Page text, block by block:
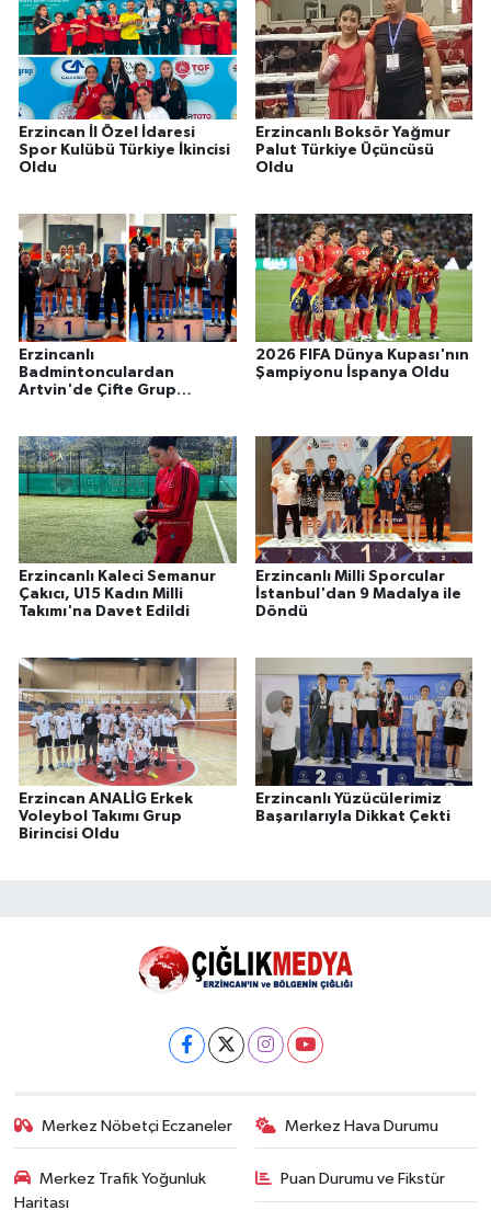
Erzincan İl Özel İdaresi
Spor Kulübü Türkiye İkincisi
Oldu
Erzincanlı Boksör Yağmur
Palut Türkiye Üçüncüsü
Oldu
Erzincanlı
Badmintonculardan
Artvin'de Çifte Grup
2026 FIFA Dünya Kupası'nın
Şampiyonu İspanya Oldu
Erzincanlı Kaleci Semanur
Çakıcı, U15 Kadın Milli
Takımı'na Davet Edildi
Erzincanlı Milli Sporcular
İstanbul'dan 9 Madalya ile
Döndü
Erzincan ANALİG Erkek
Voleybol Takımı Grup
Birincisi Oldu
Erzincanlı Yüzücülerimiz
Başarılarıyla Dikkat Çekti
Merkez Nöbetçi Eczaneler Merkez Hava Durumu
Merkez Trafik Yoğunluk
Haritası
Puan Durumu ve Fikstür